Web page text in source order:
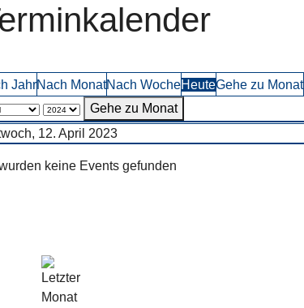
JahrNach MonatNach WocheHeuteGehe zu Monat
Gehe zu Monat
12. April 2023
keine Events gefunden